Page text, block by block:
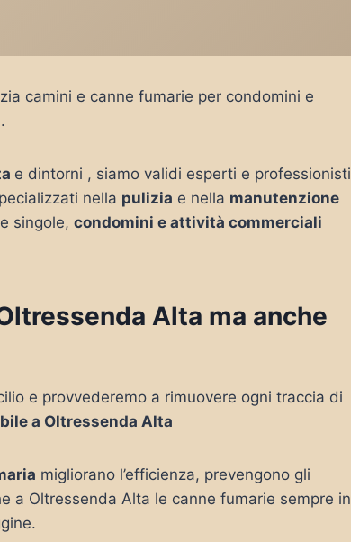
camini e canne fumarie per condomini e
e dintorni , siamo validi esperti e professionisti
nella pulizia e nella manutenzione
singole, condomini e attività commerciali
Alta ma anche
e provvederemo a rimuovere ogni traccia di
a Oltressenda Alta
migliorano l’efficienza, prevengono gli
a Oltressenda Alta le canne fumarie sempre in